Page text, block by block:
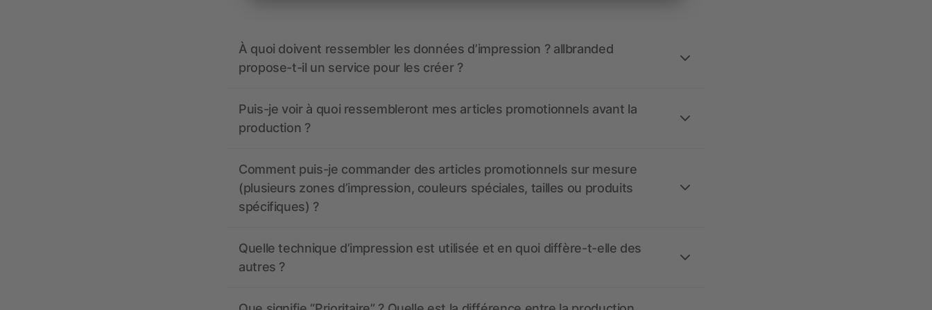
À quoi doivent ressembler les données d’impression ? allbranded
propose-t-il un service pour les créer ?
Puis-je voir à quoi ressembleront mes articles promotionnels avant la
production ?
Comment puis-je commander des articles promotionnels sur mesure
(plusieurs zones d’impression, couleurs spéciales, tailles ou produits
spécifiques) ?
Quelle technique d’impression est utilisée et en quoi diffère-t-elle des
autres ?